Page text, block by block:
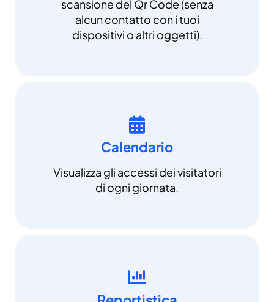
scansione del Qr Code (senza
alcun contatto con i tuoi
dispositivi o altri oggetti).
Calendario
Visualizza gli accessi dei visitatori
di ogni giornata.